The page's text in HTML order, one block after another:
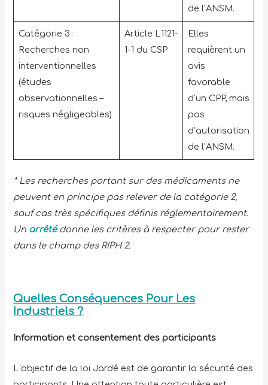
de l’ANSM.
Catégorie 3 :
Recherches non
interventionnelles
(études
observationnelles –
risques négligeables)
Article L1121-
1-1 du CSP
Elles
requièrent un
avis
favorable
d’un CPP, mais
pas
d’autorisation
de l’ANSM.
* Les recherches portant sur des médicaments ne
peuvent en principe pas relever de la catégorie 2,
sauf cas très spécifiques définis réglementairement.
Un arrêtédonne les critères à respecter pour rester
dans le champ des RIPH 2.
Quelles Conséquences Pour Les
Industriels ?
Information et consentement des participants
L’objectif de la loi Jardé est de garantir la sécurité des